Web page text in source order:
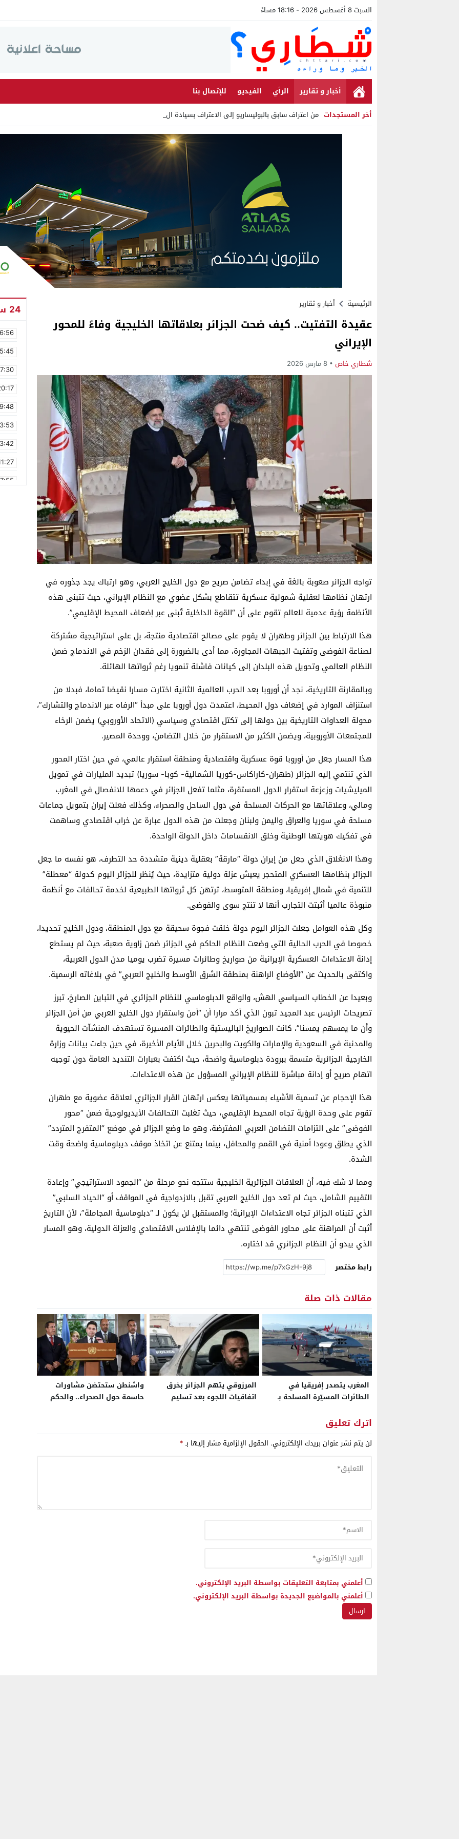
السبت 8 أغسطس 2026 - 18:16 مساءً
أخبار و تقارير الرأي الفيديو
للإتصال بنا
أخر المستجدات من اعتراف سابق بالبوليساريو إلى الاعتراف بسيادة المغرب على الص_
Stop
الرئيسية أخبار و تقارير
عقيدة التفتيت.. كيف ضحت الجزائر بعلاقاتها الخليجية وفاءً للمحور
الإيراني
شطاري خاص 8 مارس 2026
تواجه الجزائر صعوبة بالغة في إبداء تضامن صريح مع دول الخليج العربي، وهو ارتباك يجد جذوره في
ارتهان نظامها لعقلية شمولية عسكرية تتقاطع بشكل عضوي مع النظام الإيراني، حيث تتبنى هذه
الأنظمة رؤية عدمية للعالم تقوم على أن “القوة الداخلية تُبنى عبر إضعاف المحيط الإقليمي”.
هذا الارتباط بين الجزائر وطهران لا يقوم على مصالح اقتصادية منتجة، بل على استراتيجية مشتركة
لصناعة الفوضى وتفتيت الجبهات المجاورة، مما أدى بالضرورة إلى فقدان الزخم في الاندماج ضمن
النظام العالمي وتحويل هذه البلدان إلى كيانات فاشلة تنمويا رغم ثرواتها الهائلة.
وبالمقارنة التاريخية، نجد أن أوروبا بعد الحرب العالمية الثانية اختارت مسارا نقيضا تماما، فبدلا من
استنزاف الموارد في إضعاف دول المحيط، اعتمدت دول أوروبا على مبدأ “الرفاه عبر الاندماج والتشارك”،
محولة العداوات التاريخية بين دولها إلى تكتل اقتصادي وسياسي (الاتحاد الأوروبي) يضمن الرخاء
للمجتمعات الأوروبية، ويضمن الكثير من الاستقرار من خلال التضامن، ووحدة المصير.
هذا المسار جعل من أوروبا قوة عسكرية واقتصادية ومنطقة استقرار عالمي، في حين اختار المحور
الذي تنتمي إليه الجزائر (طهران-كاراكاس-كوريا الشمالية- كوبا- سوريا) تبديد المليارات في تمويل
الميليشيات وزعزعة استقرار الدول المستقرة، مثلما تفعل الجزائر في دعمها للانفصال في المغرب
ومالي، وعلاقاتها مع الحركات المسلحة في دول الساحل والصحراء، وكذلك فعلت إيران بتمويل جماعات
مسلحة في سوريا والعراق واليمن ولبنان وجعلت من هذه الدول عبارة عن خراب اقتصادي وساهمت
في تفكيك هويتها الوطنية وخلق الانقسامات داخل الدولة الواحدة.
وهذا الانغلاق الذي جعل من إيران دولة “مارقة” بعقلية دينية متشددة حد التطرف، هو نفسه ما جعل
الجزائر بنظامها العسكري المتحجر يعيش عزلة دولية متزايدة، حيث يُنظر للجزائر اليوم كدولة “معطلة”
للتنمية في شمال إفريقيا، ومنطقة المتوسط، ترتهن كل ثرواتها الطبيعية لخدمة تحالفات مع أنظمة
منبوذة عالميا أثبتت التجارب أنها لا تنتج سوى والفوضى.
وكل هذه العوامل جعلت الجزائر اليوم دولة خلقت فجوة سحيقة مع دول المنطقة، ودول الخليج تحديدا،
خصوصا في الحرب الحالية التي وضعت النظام الحاكم في الجزائر ضمن زاوية صعبة، حيث لم يستطع
إدانة الاعتداءات العسكرية الإيرانية من صواريخ وطائرات مسيرة تضرب يوميا مدن الدول العربية،
واكتفى بالحديث عن “الأوضاع الراهنة بمنطقة الشرق الأوسط والخليج العربي” في بلاغاته الرسمية.
وبعيدا عن الخطاب السياسي الهش، والواقع الدبلوماسي للنظام الجزائري في التباين الصارخ، تبرز
تصريحات الرئيس عبد المجيد تبون الذي أكد مرارا أن “أمن واستقرار دول الخليج العربي من أمن الجزائر
وأن ما يمسهم يمسنا”، كانت الصواريخ الباليستية والطائرات المسيرة تستهدف المنشآت الحيوية
والمدنية في السعودية والإمارات والكويت والبحرين خلال الأيام الأخيرة، في حين جاءت بيانات وزارة
الخارجية الجزائرية متسمة ببرودة دبلوماسية واضحة، حيث اكتفت بعبارات التنديد العامة دون توجيه
اتهام صريح أو إدانة مباشرة للنظام الإيراني المسؤول عن هذه الاعتداءات.
هذا الإحجام عن تسمية الأشياء بمسمياتها يعكس ارتهان القرار الجزائري لعلاقة عضوية مع طهران
تقوم على وحدة الرؤية تجاه المحيط الإقليمي، حيث تغلبت التحالفات الأيديولوجية ضمن “محور
الفوضى” على التزامات التضامن العربي المفترضة، وهو ما وضع الجزائر في موضع “المتفرج المتردد”
الذي يطلق وعودا أمنية في القمم والمحافل، بينما يمتنع عن اتخاذ موقف ديبلوماسية واضحة وقت
الشدة.
ومما لا شك فيه، أن العلاقات الجزائرية الخليجية ستتجه نحو مرحلة من “الجمود الاستراتيجي” وإعادة
التقييم الشامل، حيث لم تعد دول الخليج العربي تقبل بالازدواجية في المواقف أو “الحياد السلبي”
الذي تتبناه الجزائر تجاه الاعتداءات الإيرانية؛ والمستقبل لن يكون لـ “دبلوماسية المجاملة”، لأن التاريخ
أثبت أن المراهنة على محاور الفوضى تنتهي دائما بالإفلاس الاقتصادي والعزلة الدولية، وهو المسار
الذي يبدو أن النظام الجزائري قد اختاره.
رابط مختصر
مقالات ذات صلة
المغرب يتصدر إفريقيا في
الطائرات المسيّرة المسلحة بـ
الجزائر ومصر في فئة “النخبة
العسكرية”
المرزوقي يتهم الجزائر بخرق
اتفاقيات اللجوء بعد تسليم
واشنطن ستحتضن مشاورات
حاسمة حول الصحراء.. والحكم
اترك تعليق
لن يتم نشر عنوان بريدك الإلكتروني. الحقول الإلزامية مشار إليها بـ*
أعلمني بمتابعة التعليقات بواسطة البريد الإلكتروني.
أعلمني بالمواضيع الجديدة بواسطة البريد الإلكتروني.
24 ساعة